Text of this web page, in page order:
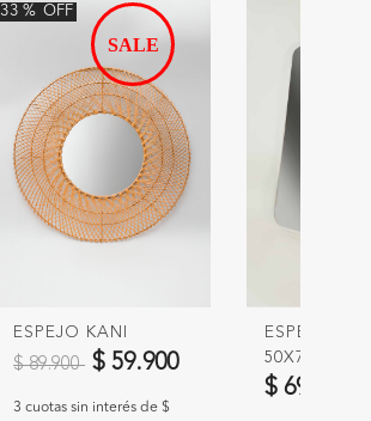
33% OFF
ESPEJO KANI
Precio reducido de
$ 89.900 a$ 59.900
3 cuotas sin interés de $
ESPEJO
50X70
$ 69.900